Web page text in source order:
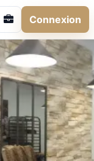
Connexion